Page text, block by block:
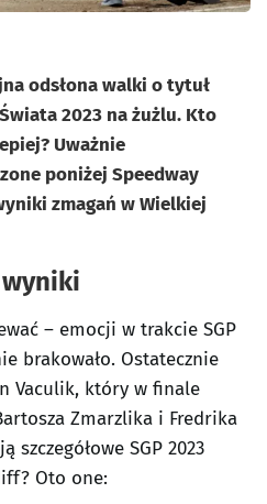
odsłona walki o tytuł
2023 na żużlu. Kto
Uważnie
poniżej Speedway
zmagań w Wielkiej
wyniki
– emocji w trakcie SGP
brakowało. Ostatecznie
Vaculik, który w finale
Zmarzlika i Fredrika
szczegółowe SGP 2023
Oto one: